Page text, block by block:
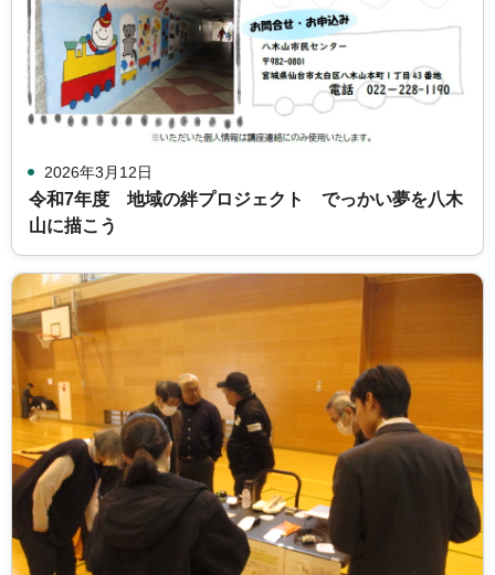
2026年3月12日
令和7年度 地域の絆プロジェクト でっかい夢を八木
山に描こう